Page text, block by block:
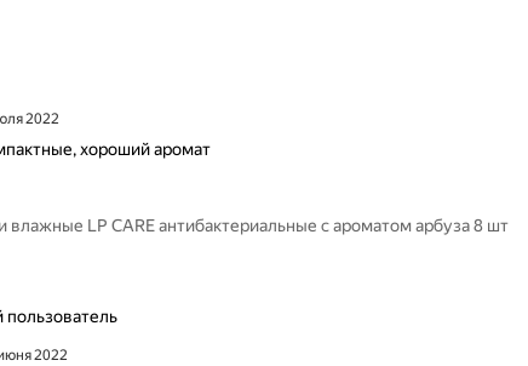
2022
хороший аромат
влажные LP CARE антибактериальные с ароматом арбуза 8 шт
2022